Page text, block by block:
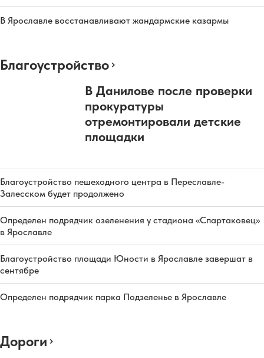
В Ярославле восстанавливают жандармские казармы
Благоустройство
В Данилове после проверки
прокуратуры
отремонтировали детские
площадки
Благоустройство пешеходного центра в Переславле-
Залесском будет продолжено
Определен подрядчик озеленения у стадиона «Спартаковец»
в Ярославле
Благоустройство площади Юности в Ярославле завершат в
сентябре
Определен подрядчик парка Подзеленье в Ярославле
Дороги